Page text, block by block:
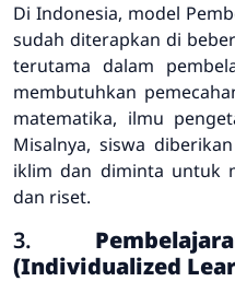
Di Indonesia, model
sudah diterapkan di
terutama dalam
membutuhkan
matematika, ilmu
Misalnya, siswa
iklim dan diminta untuk
dan riset.
3.
(Individualized